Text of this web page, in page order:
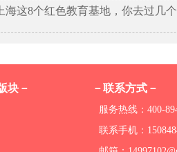
上海这8个红色教育基地，你去过几
块－ －联系方式－
服务热线：400-
联系手机：